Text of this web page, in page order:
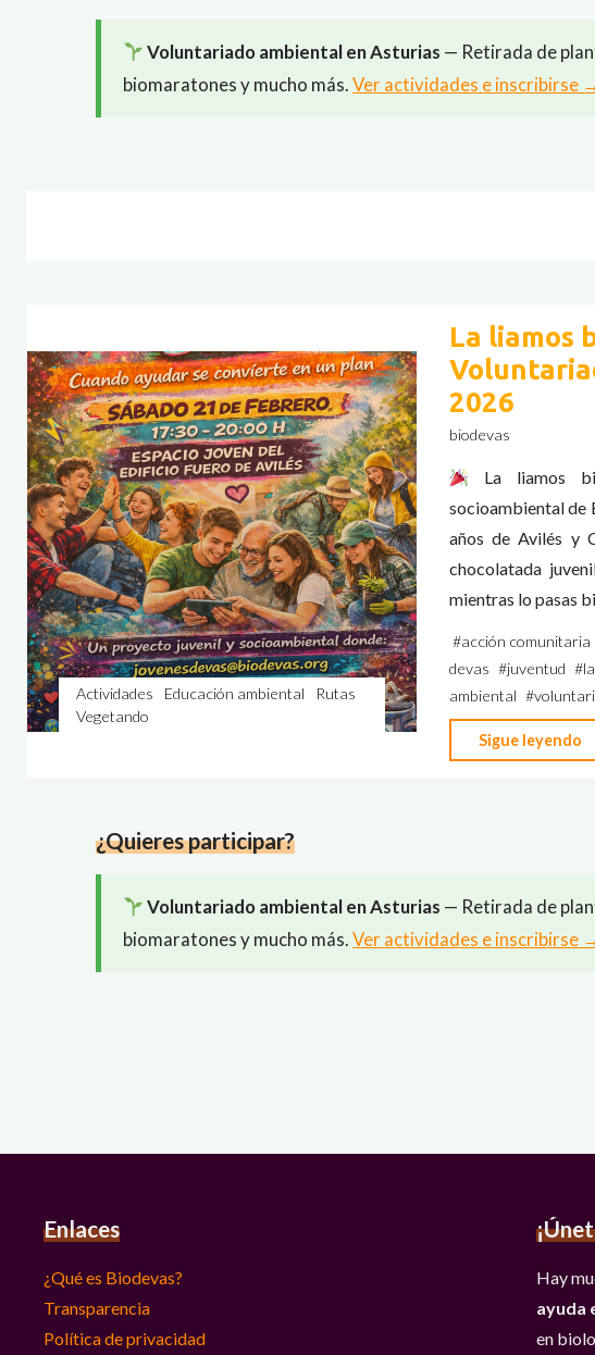
Voluntariado ambiental en Asturias — Retirada de
biomaratones y mucho más.Ver actividades e inscribirse
Actividades Educación ambiental
Rutas
Vegetando
La liamos
2026
biodevas
La liamos
socioambiental de
años de Avilés y
chocolatada
mientras lo pasas
#acción comunitaria
devas #juventud #
ambiental #
Sigue leyendo
¿Quieres participar?
Voluntariado ambiental en Asturias — Retirada de
biomaratones y mucho más.Ver actividades e inscribirse
Enlaces
¿Qué es Biodevas?
Transparencia
Política de privacidad
Hay
ayuda
en